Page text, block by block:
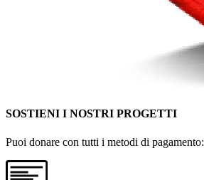
SOSTIENI I NOSTRI PROGETTI
Puoi donare con tutti i metodi di pagamento: